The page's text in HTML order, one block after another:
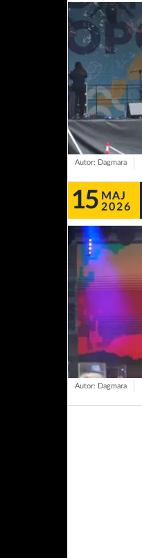
Autor: Dagmara
15 MAJ
2026
Autor: Dagmara